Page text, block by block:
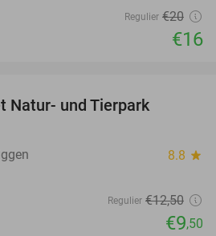
Regulier €20
€16
Natur- und Tierpark
8.8 star
Regulier €12,50
€9,50